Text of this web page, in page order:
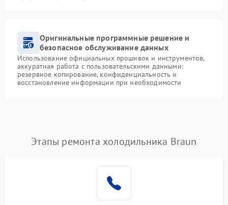
Оригинальные программные решение и
безопасное обслуживание данных
Использование официальных прошивок и инструментов,
аккуратная работа с пользовательскими данными:
резервное копирование, конфиденциальность и
восстановление информации при необходимости
Этапы ремонта холодильника Braun